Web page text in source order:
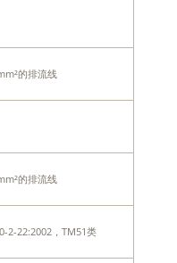
的排流线
的排流线
2-22:2002，TM51类